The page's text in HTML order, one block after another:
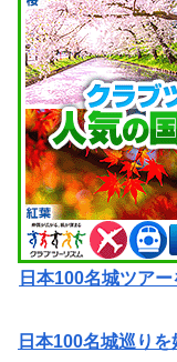
日本100名城ツア
日本100名城巡り